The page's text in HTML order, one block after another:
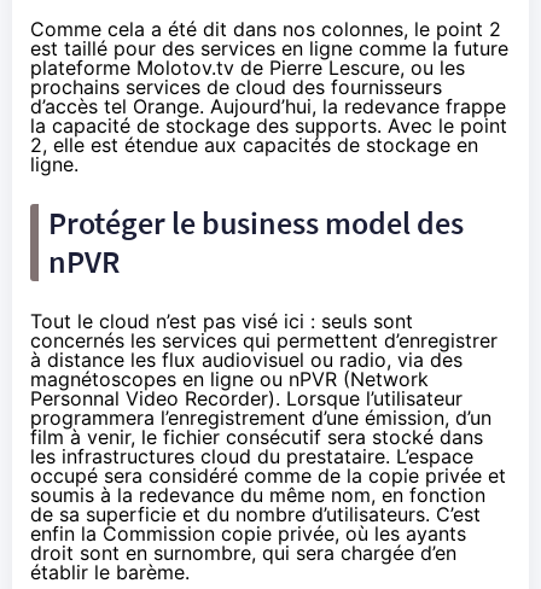
Comme cela a été dit dans nos colonnes, le point 2
est taillé pour des services en ligne comme la future
plateforme Molotov.tv de Pierre Lescure, ou les
prochains services de cloud des fournisseurs
d’accès tel Orange. Aujourd’hui, la redevance frappe
la capacité de stockage des supports. Avec le point
2, elle est étendue aux capacités de stockage en
ligne.
Protéger le business model des
nPVR
Tout le cloud n’est pas visé ici : seuls sont
concernés les services qui permettent d’enregistrer
à distance les flux audiovisuel ou radio, via des
magnétoscopes en ligne ou nPVR (Network
Personnal Video Recorder). Lorsque l’utilisateur
programmera l’enregistrement d’une émission, d’un
film à venir, le fichier consécutif sera stocké dans
les infrastructures cloud du prestataire. L’espace
occupé sera considéré comme de la copie privée et
soumis à la redevance du même nom, en fonction
de sa superficie et du nombre d’utilisateurs. C’est
enfin la Commission copie privée, où les ayants
droit sont en surnombre, qui sera chargée d’en
établir le barème.